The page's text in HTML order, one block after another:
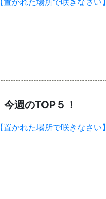
今週のTOP５！
【置かれた場所で咲きなさい】